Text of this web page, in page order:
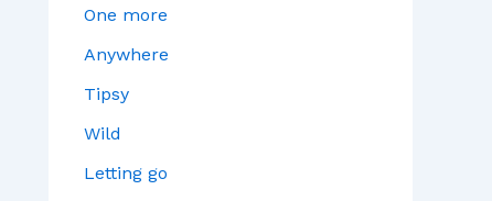
One more
Anywhere
Tipsy
Wild
Letting go